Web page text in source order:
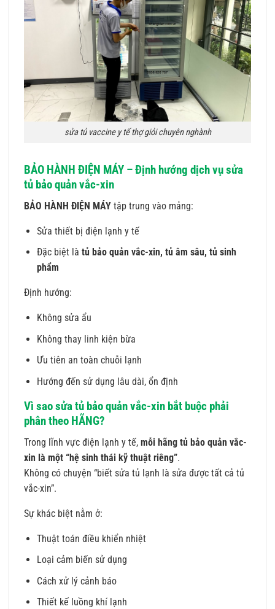
sửa tủ vaccine y tế thợ giỏi chuyên nghành
BẢO HÀNH ĐIỆN MÁY – Định hướng dịch vụ sửa
tủ bảo quản vắc-xin
BẢO HÀNH ĐIỆN MÁY tập trung vào mảng:
Sửa thiết bị điện lạnh y tế
Đặc biệt là tủ bảo quản vắc-xin, tủ âm sâu, tủ sinh
phẩm
Định hướng:
Không sửa ẩu
Không thay linh kiện bừa
Ưu tiên an toàn chuỗi lạnh
Hướng đến sử dụng lâu dài, ổn định
Vì sao sửa tủ bảo quản vắc-xin bắt buộc phải
phân theo HÃNG?
Trong lĩnh vực điện lạnh y tế, mỗi hãng tủ bảo quản vắc-
xin là một “hệ sinh thái kỹ thuật riêng”.
Không có chuyện “biết sửa tủ lạnh là sửa được tất cả tủ
vắc-xin”.
Sự khác biệt nằm ở:
Thuật toán điều khiển nhiệt
Loại cảm biến sử dụng
Cách xử lý cảnh báo
Thiết kế luồng khí lạnh